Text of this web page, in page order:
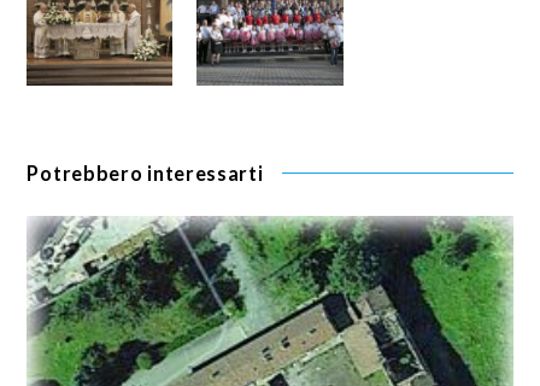
Potrebbero interessarti